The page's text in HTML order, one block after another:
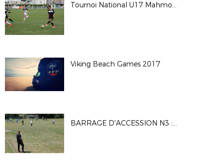
Tournoi National U17 Mahmoud TIARCI - Saison 2017-2018
Viking Beach Games 2017
BARRAGE D'ACCESSION N3 : MATCH1